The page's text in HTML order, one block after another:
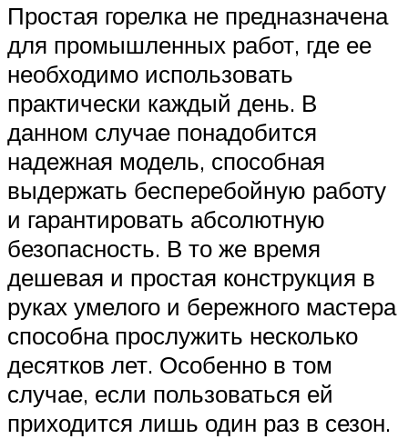
Простая горелка не предназначена
для промышленных работ, где ее
необходимо использовать
практически каждый день. В
данном случае понадобится
надежная модель, способная
выдержать бесперебойную работу
и гарантировать абсолютную
безопасность. В то же время
дешевая и простая конструкция в
руках умелого и бережного мастера
способна прослужить несколько
десятков лет. Особенно в том
случае, если пользоваться ей
приходится лишь один раз в сезон.